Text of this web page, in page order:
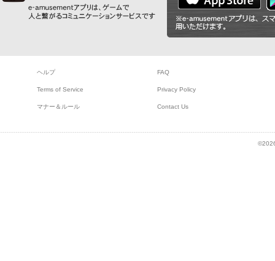
ヘルプ FAQ
Terms of Service Privacy Policy
マナー＆ルール Contact Us